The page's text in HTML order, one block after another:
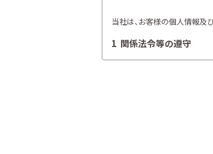
当社は、お客様の個人情報及び
1 関係法令等の遵守
当社は、個人情報等の保護に
当社は、お客様の同意を
各種セミナー、イベ
ライフプランニング